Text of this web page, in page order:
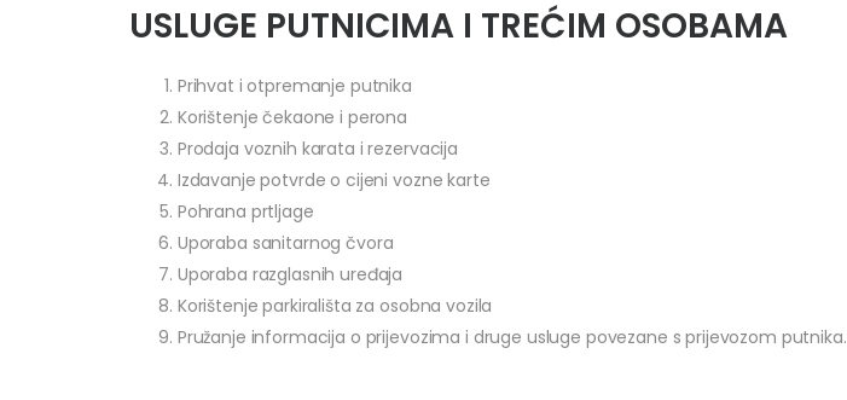
USLUGE PUTNICIMA I TREĆIM OSOBAMA
Prihvat i otpremanje putnika
Korištenje čekaone i perona
Prodaja voznih karata i rezervacija
Izdavanje potvrde o cijeni vozne karte
Pohrana prtljage
Uporaba sanitarnog čvora
Uporaba razglasnih uređaja
Korištenje parkirališta za osobna vozila
Pružanje informacija o prijevozima i druge usluge povezane s prijevozom putnika.